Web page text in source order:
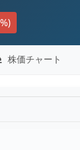
株価チャート